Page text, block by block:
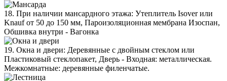
18. При наличии мансардного этажа: Утеплитель Isover или
Knauf от 50 до 150 мм, Пароизоляционная мембрана Изоспан,
Обшивка внутри - Вагонка
19. Окна и двери: Деревянные с двойным стеклом или
Пластиковый стеклопакет, Дверь - Входная: металлическая.
Межкомнатные: деревянные филенчатые.